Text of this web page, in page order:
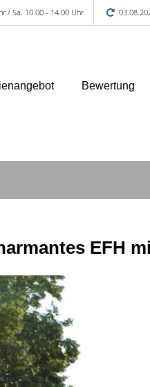
/ Sa. 10.00 - 14.00 Uhr
Bewertung
EFH